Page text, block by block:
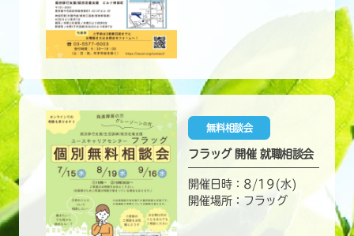
無料相談会
フラッグ 開催 就職相談会
開催日時：8/19(水)
開催場所：フラッグ